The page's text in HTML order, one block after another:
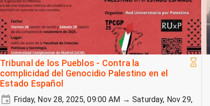
Tribunal de los Pueblos - Contra la
complicidad del Genocidio Palestino en el
Estado Español
Friday, Nov 28, 2025, 09:00 AM → Saturday, Nov 29,